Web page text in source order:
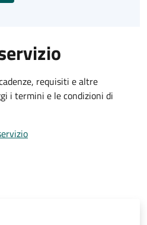
requisiti e altre
i termini e le condizioni di